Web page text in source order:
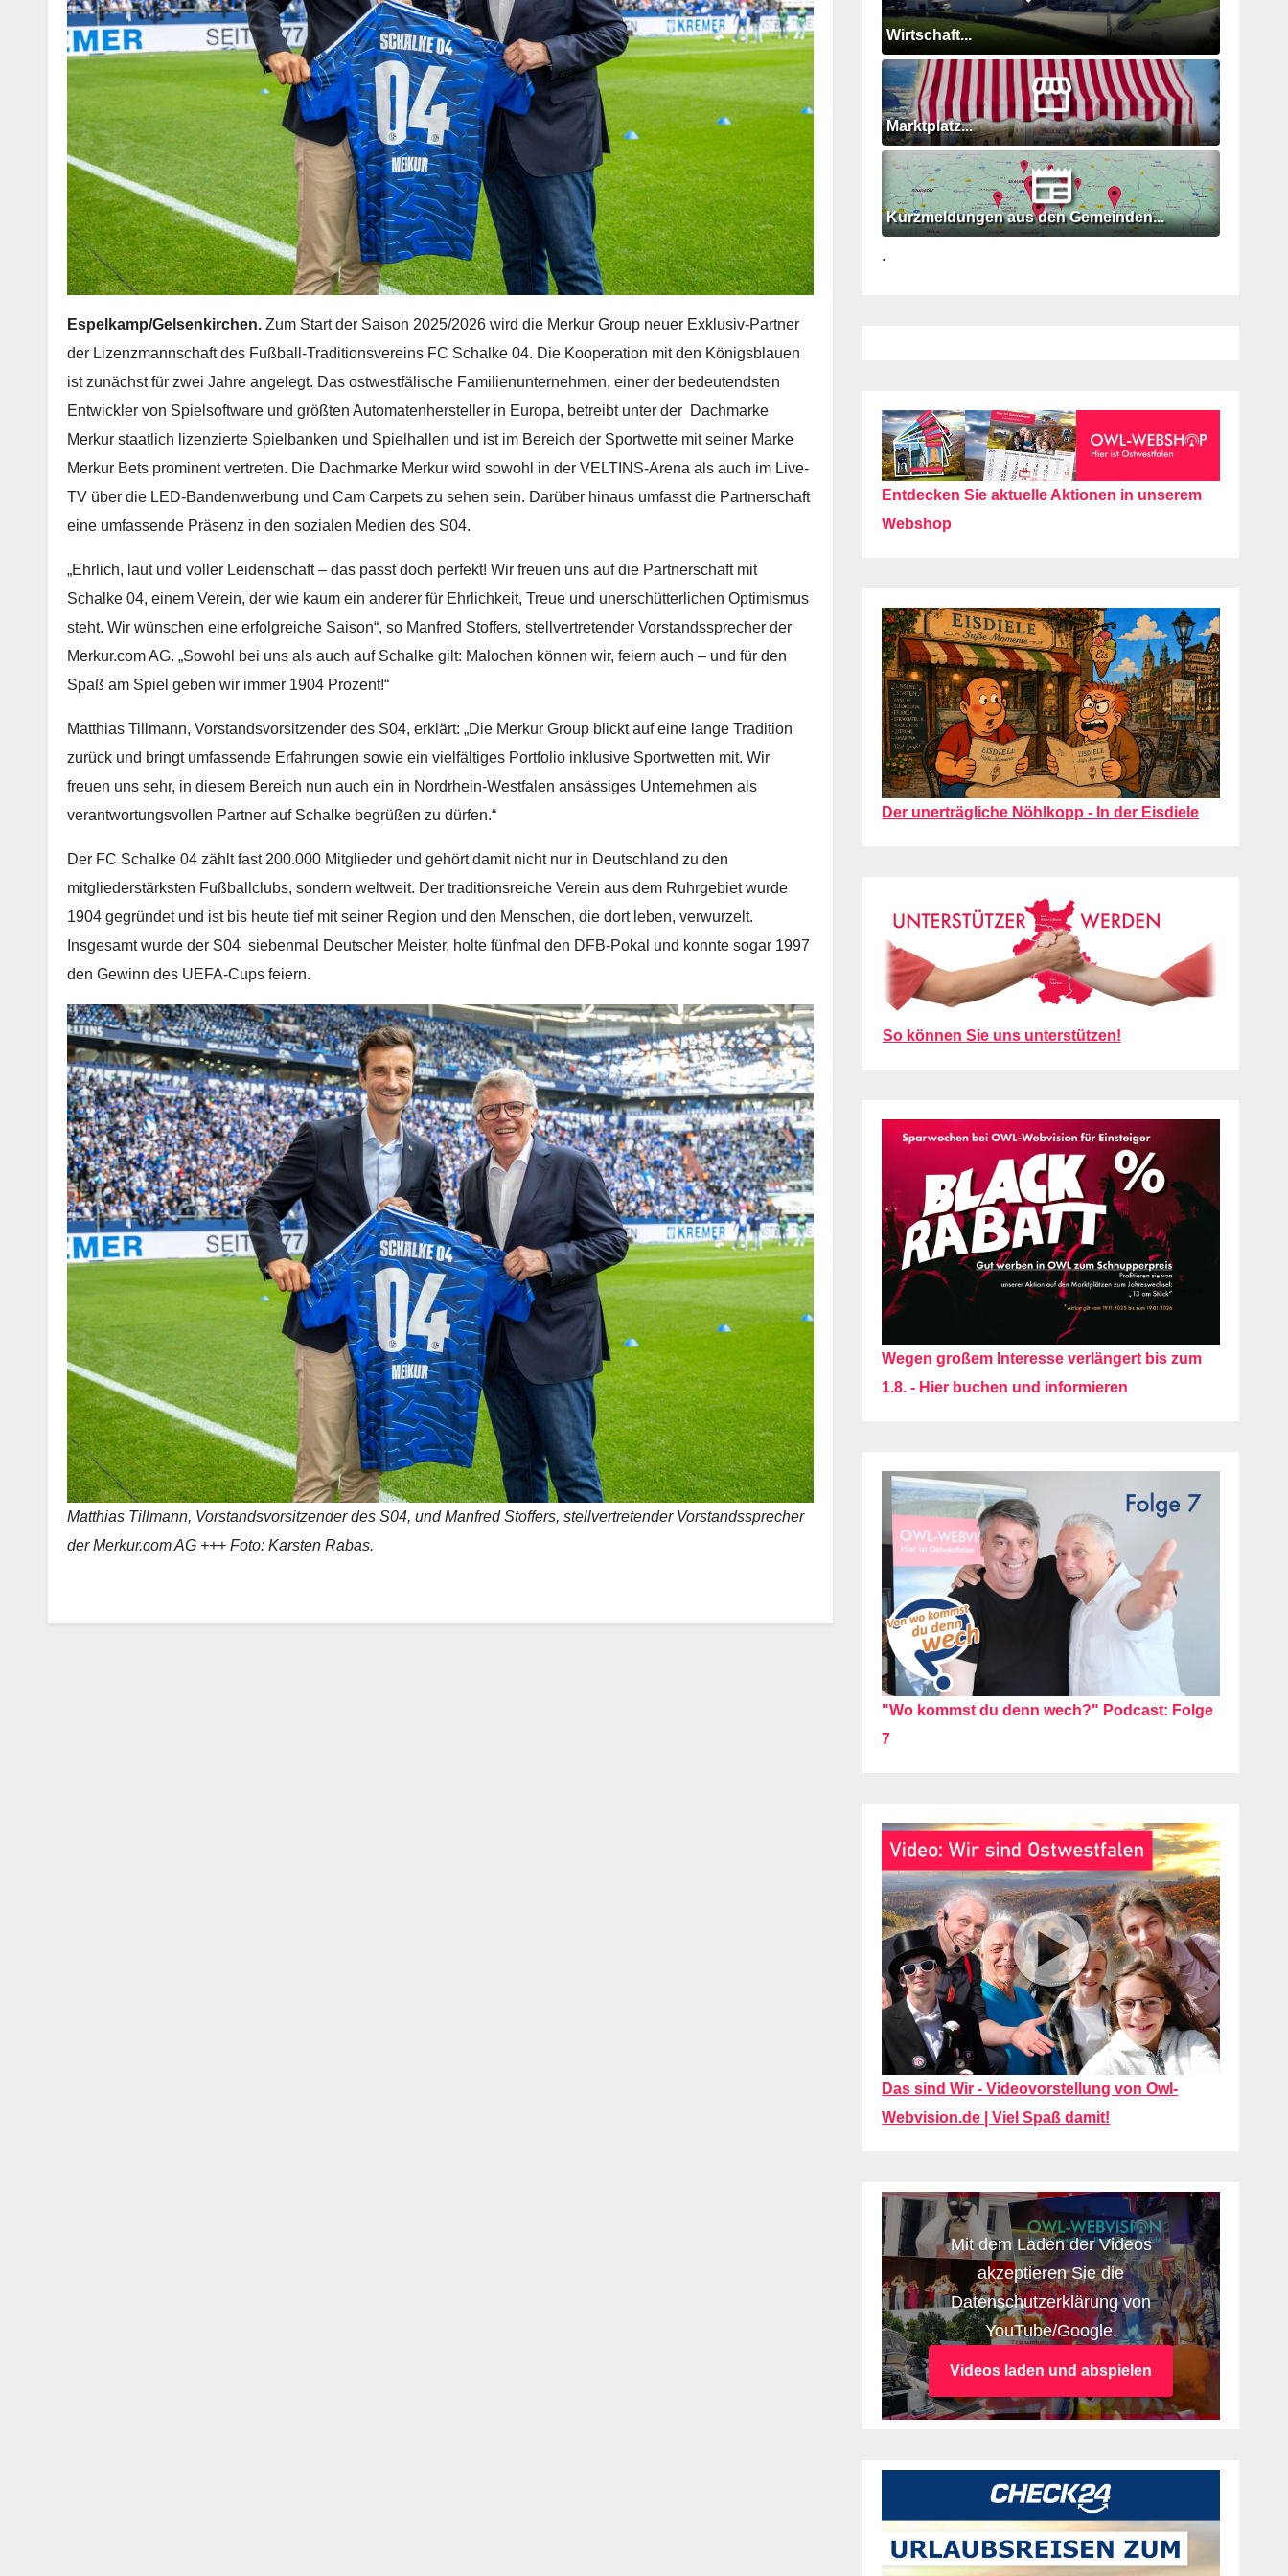
Espelkamp/Gelsenkirchen. Zum Start der Saison 2025/2026 wird die Merkur Group neuer Exklusiv-Partner
der Lizenzmannschaft des Fußball-Traditionsvereins FC Schalke 04. Die Kooperation mit den Königsblauen
ist zunächst für zwei Jahre angelegt. Das ostwestfälische Familienunternehmen, einer der bedeutendsten
Entwickler von Spielsoftware und größten Automatenhersteller in Europa, betreibt unter der Dachmarke
Merkur staatlich lizenzierte Spielbanken und Spielhallen und ist im Bereich der Sportwette mit seiner Marke
Merkur Bets prominent vertreten. Die Dachmarke Merkur wird sowohl in der VELTINS-Arena als auch im Live-
TV über die LED-Bandenwerbung und Cam Carpets zu sehen sein. Darüber hinaus umfasst die Partnerschaft
eine umfassende Präsenz in den sozialen Medien des S04.
„Ehrlich, laut und voller Leidenschaft – das passt doch perfekt! Wir freuen uns auf die Partnerschaft mit
Schalke 04, einem Verein, der wie kaum ein anderer für Ehrlichkeit, Treue und unerschütterlichen Optimismus
steht. Wir wünschen eine erfolgreiche Saison“, so Manfred Stoffers, stellvertretender Vorstandssprecher der
Merkur.com AG. „Sowohl bei uns als auch auf Schalke gilt: Malochen können wir, feiern auch – und für den
Spaß am Spiel geben wir immer 1904 Prozent!“
Matthias Tillmann, Vorstandsvorsitzender des S04, erklärt: „Die Merkur Group blickt auf eine lange Tradition
zurück und bringt umfassende Erfahrungen sowie ein vielfältiges Portfolio inklusive Sportwetten mit. Wir
freuen uns sehr, in diesem Bereich nun auch ein in Nordrhein-Westfalen ansässiges Unternehmen als
verantwortungsvollen Partner auf Schalke begrüßen zu dürfen.“
Der FC Schalke 04 zählt fast 200.000 Mitglieder und gehört damit nicht nur in Deutschland zu den
mitgliederstärksten Fußballclubs, sondern weltweit. Der traditionsreiche Verein aus dem Ruhrgebiet wurde
1904 gegründet und ist bis heute tief mit seiner Region und den Menschen, die dort leben, verwurzelt.
Insgesamt wurde der S04 siebenmal Deutscher Meister, holte fünfmal den DFB-Pokal und konnte sogar 1997
den Gewinn des UEFA-Cups feiern.
Matthias Tillmann, Vorstandsvorsitzender des S04, und Manfred Stoffers, stellvertretender Vorstandssprecher
der Merkur.com AG +++ Foto: Karsten Rabas.
Wirtschaft...
Marktplatz...
Kurzmeldungen aus den Gemeinden...
.
Entdecken Sie aktuelle Aktionen in unserem
Webshop
Der unerträgliche Nöhlkopp - In der Eisdiele
So können Sie uns unterstützen!
Wegen großem Interesse verlängert bis zum
1.8. - Hier buchen und informieren
"Wo kommst du denn wech?" Podcast: Folge
7
Das sind Wir - Videovorstellung von Owl-
Webvision.de | Viel Spaß damit!
Mit dem Laden der Videos
akzeptieren Sie die
Datenschutzerklärung von
YouTube/Google.
Videos laden und abspielen